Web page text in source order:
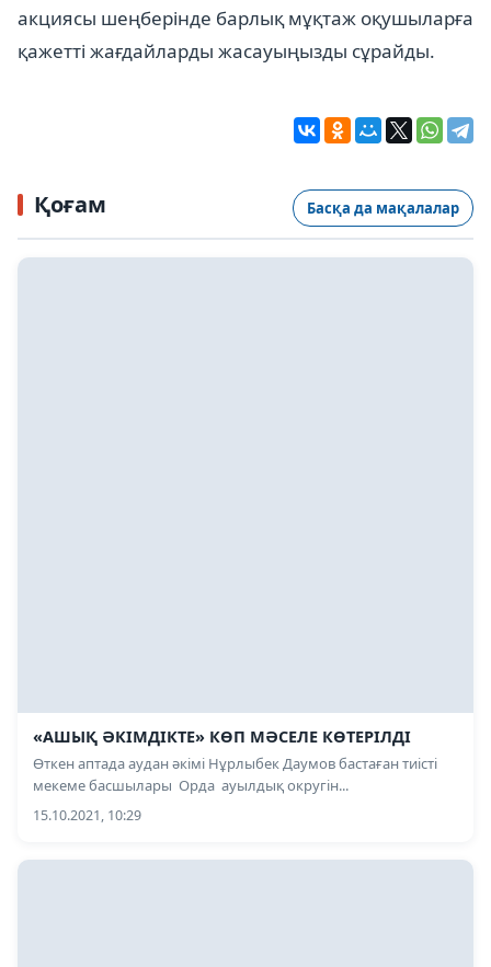
акциясы шеңберінде барлық мұқтаж оқушыларға
қажетті жағдайларды жасауыңызды сұрайды.
Қоғам Басқа да мақалалар
«АШЫҚ ӘКІМДІКТЕ» КӨП МӘСЕЛЕ КӨТЕРІЛДІ
Өткен аптада аудан әкімі Нұрлыбек Даумов бастаған тиісті
мекеме басшылары Орда ауылдық округін...
15.10.2021, 10:29